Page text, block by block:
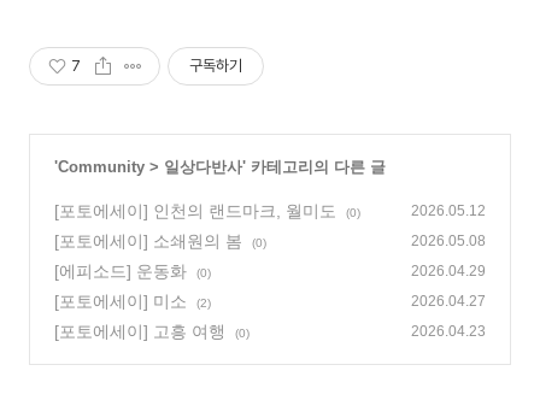
7 구독하기
'Community > 일상다반사' 카테고리의 다른 글
[포토에세이] 인천의 랜드마크, 월미도 (0) 2026.05.12
[포토에세이] 소쇄원의 봄 (0) 2026.05.08
[에피소드] 운동화 (0) 2026.04.29
[포토에세이] 미소 (2) 2026.04.27
[포토에세이] 고흥 여행 (0) 2026.04.23